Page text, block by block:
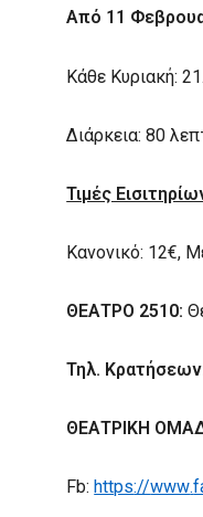
Από 11
Κάθε Κυριακή:
Διάρκεια: 80
Τιμές
Κανονικό: 12€,
ΘΕΑΤΡΟ 2510:
Τηλ.
ΘΕΑΤΡΙΚΗ
Fb: https://www.